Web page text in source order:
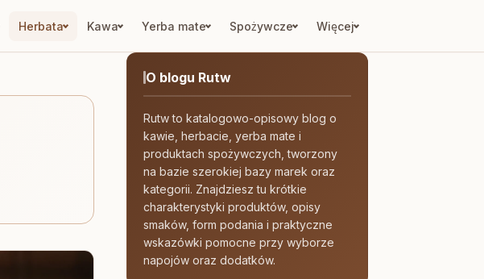
Herbata Kawa Yerba mate Spożywcze Więcej
O blogu Rutw
Rutw to katalogowo-opisowy blog o
kawie, herbacie, yerba mate i
produktach spożywczych, tworzony
na bazie szerokiej bazy marek oraz
kategorii. Znajdziesz tu krótkie
charakterystyki produktów, opisy
smaków, form podania i praktyczne
wskazówki pomocne przy wyborze
napojów oraz dodatków.